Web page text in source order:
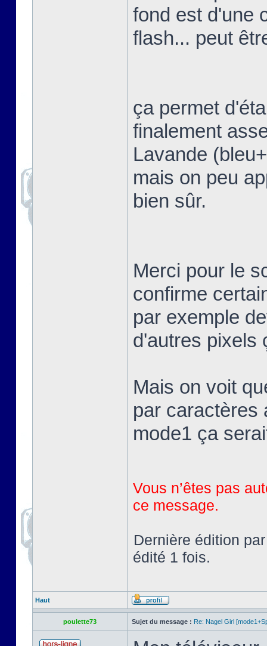
fond est d'une
flash... peut
ça permet
finalement
Lavande
mais on peu
bien sûr.
Merci pour le
confirme
par exemple
d'autres pixels
Mais on voit
par caractères
mode1 ça
Vous n’êtes pas
ce message.
Dernière édition
édité 1 fois.
Haut
poulette73 Sujet du message : Re: Nagel Girl